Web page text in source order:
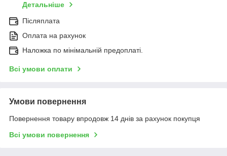
Детальніше
Післяплата
Оплата на рахунок
Наложка по мінімальній предоплаті.
Всі умови оплати
Умови повернення
Повернення товару впродовж 14 днів за рахунок покупця
Всі умови повернення